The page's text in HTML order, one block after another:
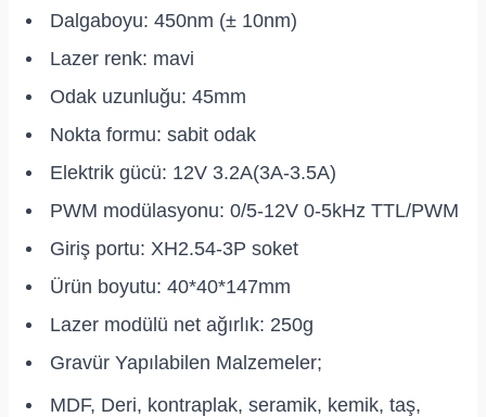
Dalgaboyu: 450nm (± 10nm)
Lazer renk: mavi
Odak uzunluğu: 45mm
Nokta formu: sabit odak
Elektrik gücü: 12V 3.2A(3A-3.5A)
PWM modülasyonu: 0/5-12V 0-5kHz TTL/PWM
Giriş portu: XH2.54-3P soket
Ürün boyutu: 40*40*147mm
Lazer modülü net ağırlık: 250g
Gravür Yapılabilen Malzemeler;
MDF, Deri, kontraplak, seramik, kemik, taş,